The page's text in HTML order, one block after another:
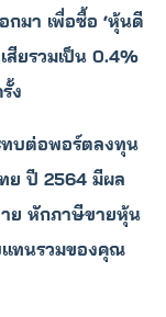
มา เพื่อซื้อ ‘หุ้นดี
ยรวมเป็น 0.4%
ง
ทบต่อพอร์ตลงทุน
ย ปี 2564 มีผล
าย หักภาษีขายหุ้น
ทนรวมของคุณ